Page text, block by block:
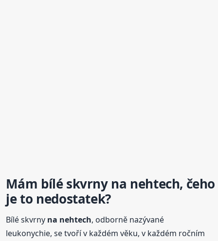
Mám bílé skvrny na nehtech, čeho
je to nedostatek?
Bílé skvrny na nehtech, odborně nazývané
leukonychie, se tvoří v každém věku, v každém ročním